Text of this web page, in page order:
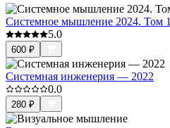
Системное мышление 2024. Том 1
5.0
600 ₽
Системная инженерия — 2022
0.0
280 ₽